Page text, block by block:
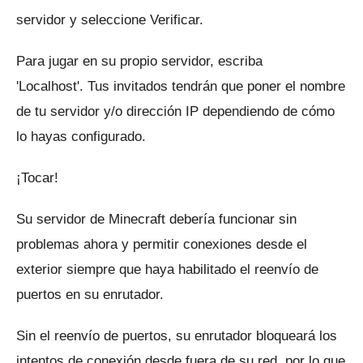
servidor y seleccione Verificar.
Para jugar en su propio servidor, escriba
'Localhost'. Tus invitados tendrán que poner el nombre
de tu servidor y/o dirección IP dependiendo de cómo
lo hayas configurado.
¡Tocar!
Su servidor de Minecraft debería funcionar sin
problemas ahora y permitir conexiones desde el
exterior siempre que haya habilitado el reenvío de
puertos en su enrutador.
Sin el reenvío de puertos, su enrutador bloqueará los